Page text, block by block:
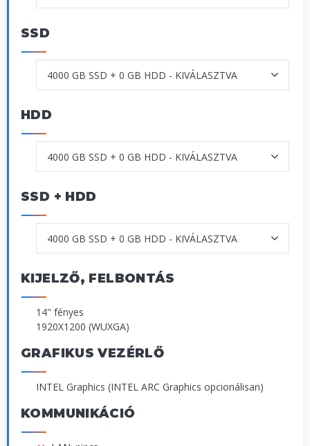
SSD
HDD
SSD + HDD
KIJELZŐ, FELBONTÁS
14" fényes
1920X1200 (WUXGA)
GRAFIKUS VEZÉRLŐ
INTEL Graphics (INTEL ARC Graphics opcionálisan)
KOMMUNIKÁCIÓ